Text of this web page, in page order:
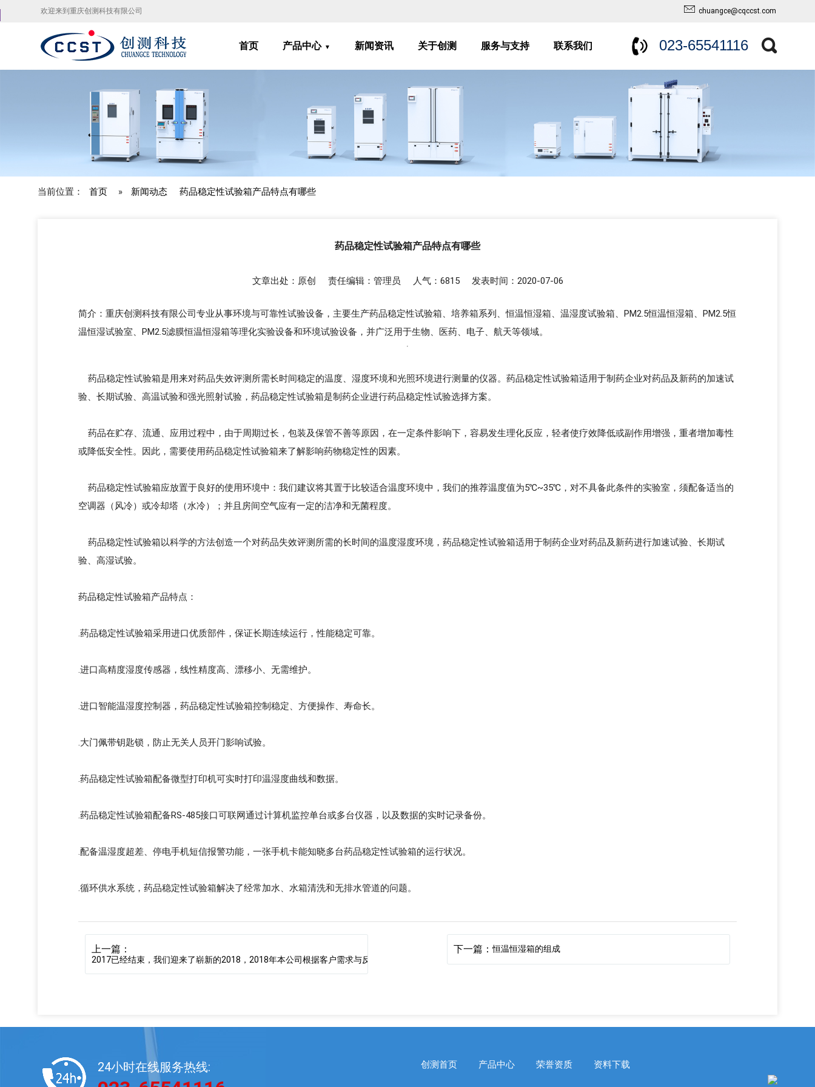
欢迎来到重庆创测科技有限公司 chuangce@cqccst.com
首页 产品中心 新闻资讯 关于创测 服务与支持 联系我们 023-65541116
当前位置： 首页 » 新闻动态 药品稳定性试验箱产品特点有哪些
药品稳定性试验箱产品特点有哪些
文章出处：原创 责任编辑：管理员 人气：6815 发表时间：2020-07-06
简介：重庆创测科技有限公司专业从事环境与可靠性试验设备，主要生产药品稳定性试验箱、培养箱系列、恒温恒湿箱、温湿度试验箱、PM2.5恒温恒湿箱、PM2.5恒
温恒湿试验室、PM2.5滤膜恒温恒湿箱等理化实验设备和环境试验设备，并广泛用于生物、医药、电子、航天等领域。
药品稳定性试验箱是用来对药品失效评测所需长时间稳定的温度、湿度环境和光照环境进行测量的仪器。药品稳定性试验箱适用于制药企业对药品及新药的加速试
验、长期试验、高温试验和强光照射试验，药品稳定性试验箱是制药企业进行药品稳定性试验选择方案。
药品在贮存、流通、应用过程中，由于周期过长，包装及保管不善等原因，在一定条件影响下，容易发生理化反应，轻者使疗效降低或副作用增强，重者增加毒性
或降低安全性。因此，需要使用药品稳定性试验箱来了解影响药物稳定性的因素。
药品稳定性试验箱应放置于良好的使用环境中：我们建议将其置于比较适合温度环境中，我们的推荐温度值为5℃~35℃，对不具备此条件的实验室，须配备适当的
空调器（风冷）或冷却塔（水冷）；并且房间空气应有一定的洁净和无菌程度。
药品稳定性试验箱以科学的方法创造一个对药品失效评测所需的长时间的温度湿度环境，药品稳定性试验箱适用于制药企业对药品及新药进行加速试验、长期试
验、高湿试验。
药品稳定性试验箱产品特点：
.药品稳定性试验箱采用进口优质部件，保证长期连续运行，性能稳定可靠。
.进口高精度湿度传感器，线性精度高、漂移小、无需维护。
.进口智能温湿度控制器，药品稳定性试验箱控制稳定、方便操作、寿命长。
.大门佩带钥匙锁，防止无关人员开门影响试验。
.药品稳定性试验箱配备微型打印机可实时打印温湿度曲线和数据。
.药品稳定性试验箱配备RS-485接口可联网通过计算机监控单台或多台仪器，以及数据的实时记录备份。
.配备温湿度超差、停电手机短信报警功能，一张手机卡能知晓多台药品稳定性试验箱的运行状况。
.循环供水系统，药品稳定性试验箱解决了经常加水、水箱清洗和无排水管道的问题。
上一篇：
2017已经结束，我们迎来了崭新的2018，2018年本公司根据客户需求与反馈
下一篇：恒温恒湿箱的组成
24小时在线服务热线: 创测首页 产品中心 荣誉资质 资料下载